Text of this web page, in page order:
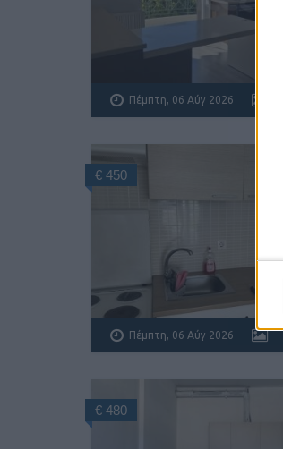
Πέμπτη, 06 Αύγ 2026
€ 450
Πέμπτη, 06 Αύγ 2026
€ 480